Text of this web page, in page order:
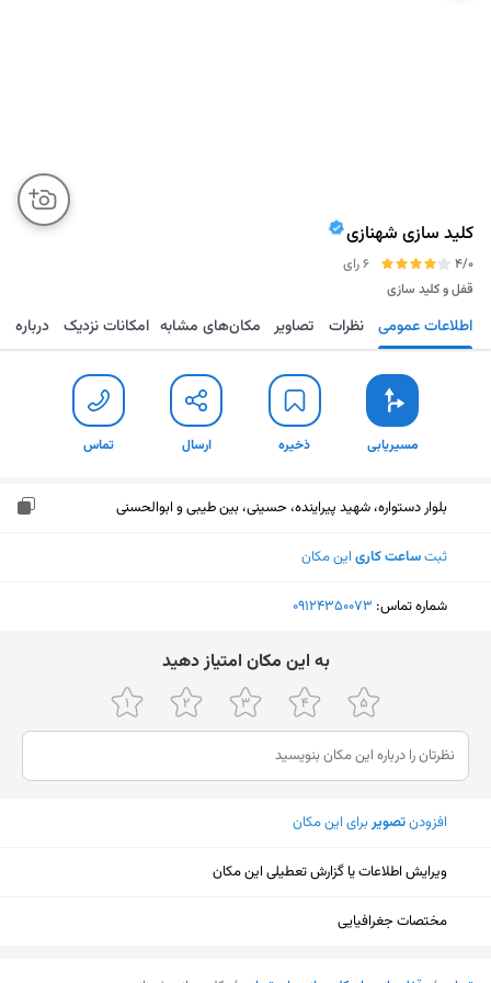
کلید سازی شهنازی
4/0
6 رای
قفل و کلید سازی
مسیریابی ذخیره ارسال تماس اطلاعات عمومی نظرات تصاویر مکان‌های مشابه امکانات نزدیک درباره
مسیریابی ذخیره ارسال تماس
بلوار دستواره، شهید پیراینده، حسینی، بین طیبی و ابوالحسنی
ثبتساعت کاری این مکان
شماره تماس: ‎09124350073
ﺑﻪ اﯾﻦ ﻣﮑﺎن اﻣﺘﯿﺎز دﻫﯿﺪ
افزودنتصویربرای این مکان
ویرایش اطلاعات یا گزارش تعطیلی این مکان
مختصات جغرافیایی